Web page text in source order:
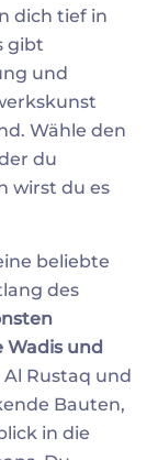
dich tief in
gibt
und
Wähle den
du
wirst du es
beliebte
des
Wadis und
Rustaq und
Bauten,
in die